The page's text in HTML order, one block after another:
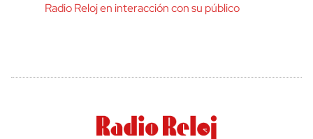
Radio Reloj en interacción con su público